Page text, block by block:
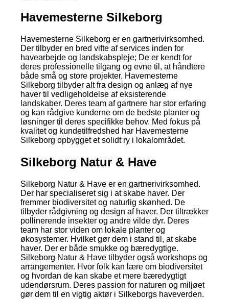
Havemesterne Silkeborg
Havemesterne Silkeborg er en gartnerivirksomhed.
Der tilbyder en bred vifte af services inden for
havearbejde og landskabspleje; De er kendt for
deres professionelle tilgang og evne til, at håndtere
både små og store projekter. Havemesterne
Silkeborg tilbyder alt fra design og anlæg af nye
haver til vedligeholdelse af eksisterende
landskaber. Deres team af gartnere har stor erfaring
og kan rådgive kunderne om de bedste planter og
løsninger til deres specifikke behov. Med fokus på
kvalitet og kundetilfredshed har Havemesterne
Silkeborg opbygget et solidt ry i lokalområdet.
Silkeborg Natur & Have
Silkeborg Natur & Have er en gartnerivirksomhed.
Der har specialiseret sig i at skabe haver. Der
fremmer biodiversitet og naturlig skønhed. De
tilbyder rådgivning og design af haver. Der tiltrækker
pollinerende insekter og andre vilde dyr. Deres
team har stor viden om lokale planter og
økosystemer. Hvilket gør dem i stand til, at skabe
haver. Der er både smukke og bæredygtige.
Silkeborg Natur & Have tilbyder også workshops og
arrangementer. Hvor folk kan lære om biodiversitet
og hvordan de kan skabe et mere bæredygtigt
udendørsrum. Deres passion for naturen og miljøet
gør dem til en vigtig aktør i Silkeborgs haveverden.